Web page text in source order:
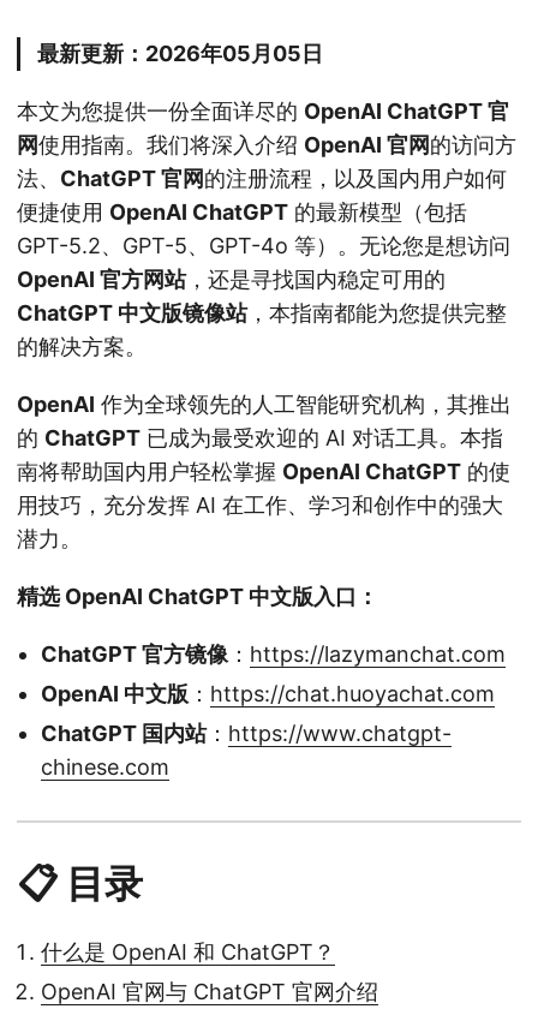
最新更新：2026年05月05日
本文为您提供一份全面详尽的 OpenAI ChatGPT 官
网使用指南。我们将深入介绍 OpenAI 官网的访问方
法、 ChatGPT 官网的注册流程，以及国内用户如何
便捷使用 OpenAI ChatGPT 的最新模型（包括
GPT-5.2、GPT-5、GPT-4o 等）。无论您是想访问
OpenAI 官方网站，还是寻找国内稳定可用的
ChatGPT 中文版镜像站，本指南都能为您提供完整
的解决方案。
OpenAI 作为全球领先的人工智能研究机构，其推出
的 ChatGPT 已成为最受欢迎的 AI 对话工具。本指
南将帮助国内用户轻松掌握 OpenAI ChatGPT 的使
用技巧，充分发挥 AI 在工作、学习和创作中的强大
潜力。
精选 OpenAI ChatGPT 中文版入口：
ChatGPT 官方镜像 ： https://lazymanchat.com
OpenAI 中文版 ： https://chat.huoyachat.com
ChatGPT 国内站： https://www.chatgpt-
chinese.com
📋 目录
什么是 OpenAI 和 ChatGPT？
OpenAI 官网与 ChatGPT 官网介绍